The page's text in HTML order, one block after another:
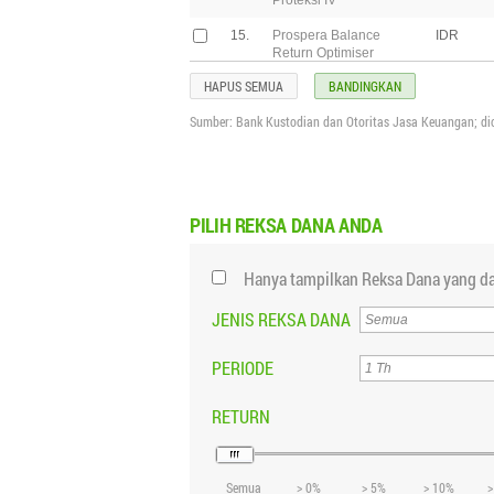
15.
Prospera Balance
Return Optimiser
IDR
16. Prospera Proteksi VI
17.
Reksa Dana
IDR
19.
Prospera Bebas
20. Prospera Proteksi VIII IDR
21. Prospera Proteksi IX
Prospera Proteksi X IDR
Balanced Fund
HAPUS SEMUA BANDINGKAN
Sumber: Bank Kustodian dan Otoritas Jasa Keuangan;
PILIH REKSA DANA ANDA
Hanya tampilkan Reksa Dana yang
JENIS REKSA DANA
PERIODE
RETURN
Semua > 0% > 5% > 10%